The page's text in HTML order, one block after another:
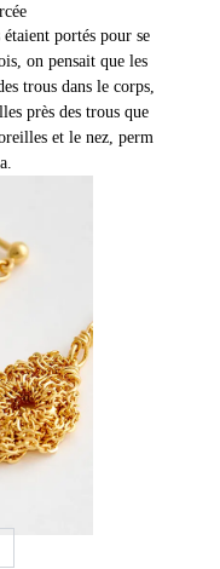
portés pour se
on pensait que les
trous dans le corps,
près des trous que
et le nez, perm